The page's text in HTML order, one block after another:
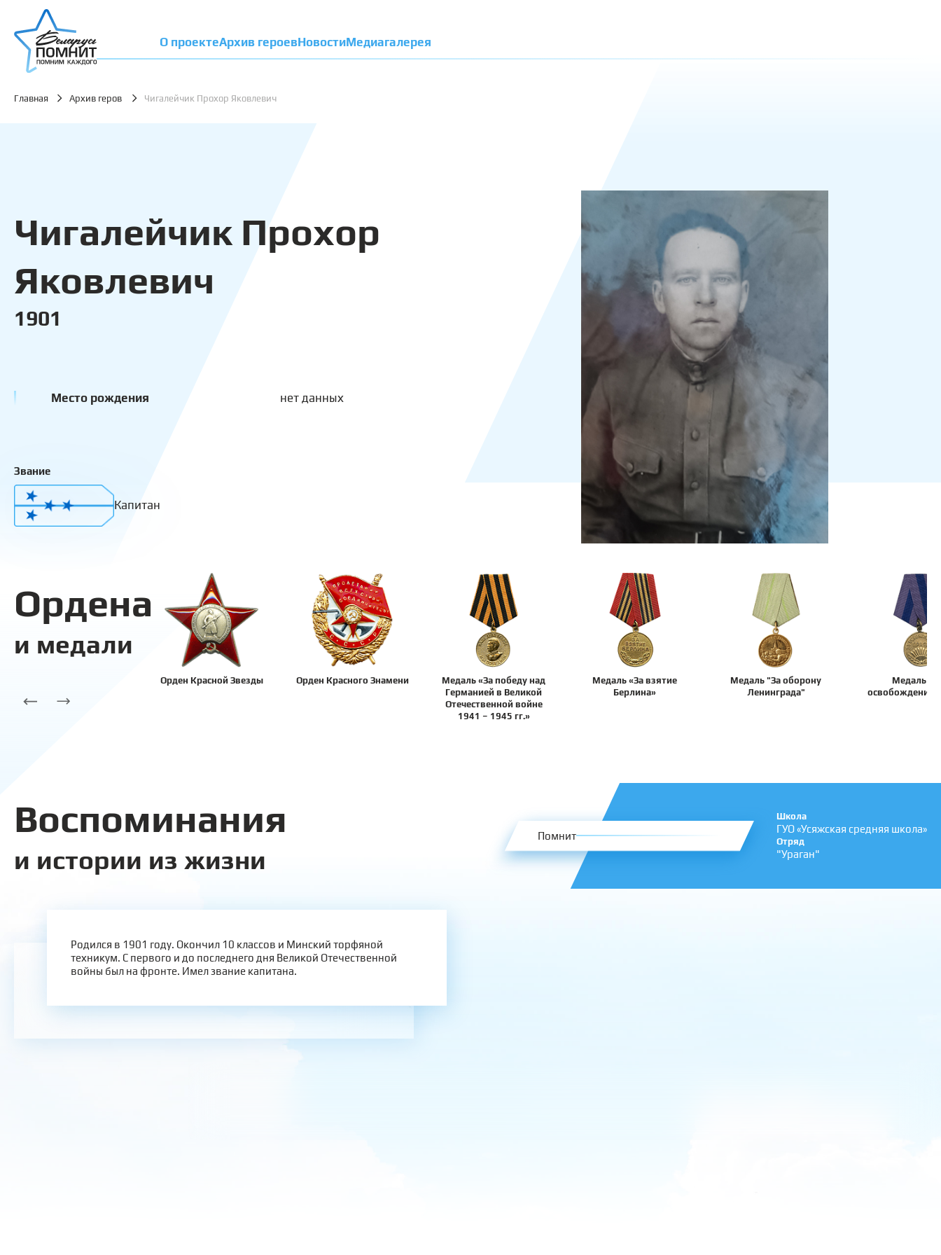
О проектеАрхив героевНовостиМедиагалерея
Главная Архив геров Чигалейчик Прохор Яковлевич
Чигалейчик Прохор
Яковлевич
1901
Место рождения нет данных
Звание
Капитан
Ордена
и медали
Орден Красной Звезды Орден Красного Знамени
Медаль «За победу над
Германией в Великой
Отечественной войне
1941 – 1945 гг.»
Медаль «За взятие
Берлина»
Медаль "За оборону
Ленинграда"
Медаль
освобождение
Воспоминания
и истории из жизни
Помнит
Школа
ГУО «Усяжская средняя школа»
Отряд
"Ураган"
Родился в 1901 году. Окончил 10 классов и Минский торфяной
техникум. С первого и до последнего дня Великой Отечественной
войны был на фронте. Имел звание капитана.